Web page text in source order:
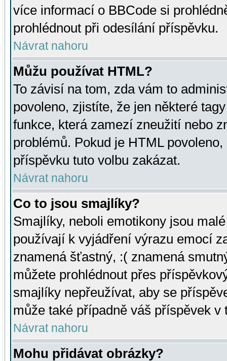
více informací o BBCode si
prohlédnout při odesílání příspěvku.
Návrat nahoru
Můžu používat HTML?
To závisí na tom, zda vám to
povoleno, zjistíte, že jen některé
funkce, která zamezí zneužití nebo
problémů. Pokud je HTML
příspěvku tuto volbu zakázat.
Návrat nahoru
Co to jsou smajlíky?
Smajlíky, neboli emotikony jsou
používají k vyjádření výrazu emocí
znamená šťastný, :( znamená
můžete prohlédnout přes
smajlíky nepřeužívat, aby se
může také případně váš příspěvek v
Návrat nahoru
Mohu přidávat obrázky?